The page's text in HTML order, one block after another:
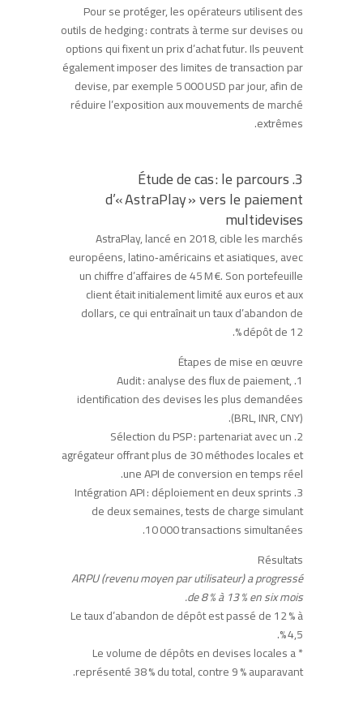
Pour se protéger, les opérateurs utilisent des
outils de hedging : contrats à terme sur devises ou
options qui fixent un prix d’achat futur. Ils peuvent
également imposer des limites de transaction par
devise, par exemple 5 000 USD par jour, afin de
réduire l’exposition aux mouvements de marché
extrêmes.
3. Étude de cas : le parcours
d’« AstraPlay » vers le paiement
multidevises
AstraPlay, lancé en 2018, cible les marchés
européens, latino‑américains et asiatiques, avec
un chiffre d’affaires de 45 M €. Son portefeuille
client était initialement limité aux euros et aux
dollars, ce qui entraînait un taux d’abandon de
dépôt de 12 %.
Étapes de mise en œuvre
1. Audit : analyse des flux de paiement,
identification des devises les plus demandées
(BRL, INR, CNY).
2. Sélection du PSP : partenariat avec un
agrégateur offrant plus de 30 méthodes locales et
une API de conversion en temps réel.
3. Intégration API : déploiement en deux sprints
de deux semaines, tests de charge simulant
10 000 transactions simultanées.
Résultats
ARPU (revenu moyen par utilisateur) a progressé
de 8 % à 13 % en six mois.
Le taux d’abandon de dépôt est passé de 12 % à
4,5 %.
* Le volume de dépôts en devises locales a
représenté 38 % du total, contre 9 % auparavant.